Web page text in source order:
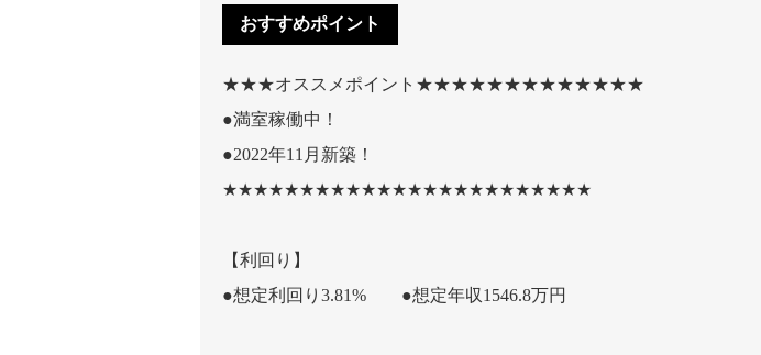
おすすめポイント
★★★オススメポイント★★★★★★★★★★★★★
●満室稼働中！
●2022年11月新築！
★★★★★★★★★★★★★★★★★★★★★★★★
【利回り】
●想定利回り3.81% ●想定年収1546.8万円